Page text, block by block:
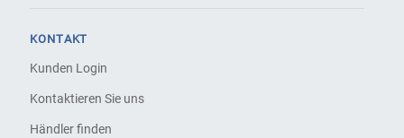
KONTAKT
Kunden Login
Kontaktieren Sie uns
Händler finden